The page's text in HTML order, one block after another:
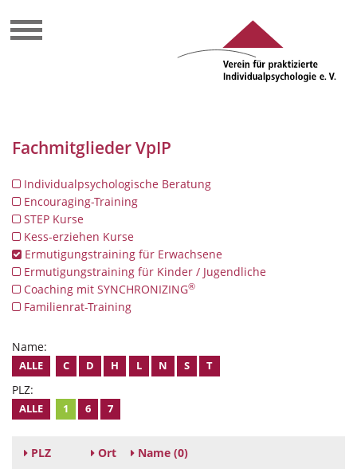
Fachmitglieder VpIP
Individualpsychologische Beratung
Encouraging-Training
STEP Kurse
Kess-erziehen Kurse
Ermutigungstraining für Erwachsene
Ermutigungstraining für Kinder / Jugendliche
Coaching mit SYNCHRONIZING®
Familienrat-Training
Name:
ALLE C D H L N S T
PLZ:
ALLE 1 6 7
PLZ Ort Name (0)